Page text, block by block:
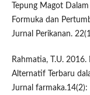
Tepung Magot
Formuka dan
Jurnal Perikanan.
Rahmatia, T.U.
Alternatif Terbaru
Jurnal